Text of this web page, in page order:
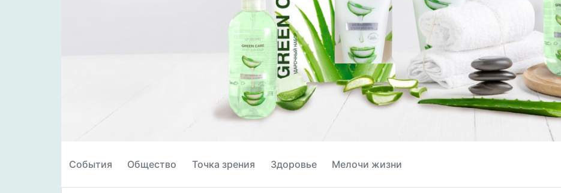
События Общество Точка зрения Здоровье Мелочи жизни